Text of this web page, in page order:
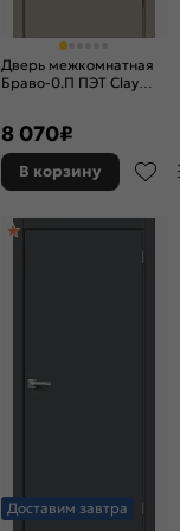
Дверь межкомнатная
Браво-0.П ПЭТ Clay
8 070₽
В корзину
Доставим завтра